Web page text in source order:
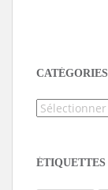
CATÉGORIES
Catégories
ÉTIQUETTES